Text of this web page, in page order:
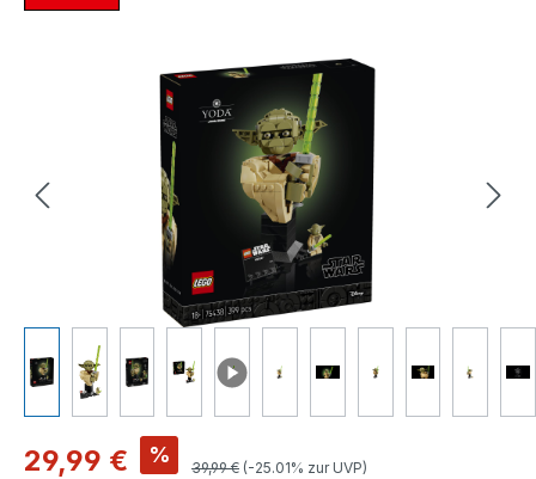
Bildergalerie überspringen
Verkaufspreis:
29,99 € % Regulärer Preis:
39,99 € (-25.01% zur UVP)